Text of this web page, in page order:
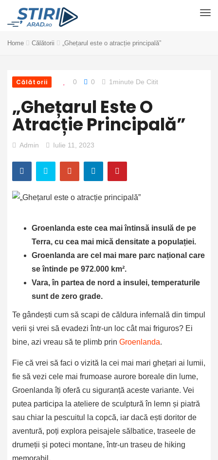
Home Călătorii „Ghețarul este o atracție principală”
Călătorii 0 0 1minute De Citit
„Ghețarul Este O
Atracție Principală”
Admin Iulie 11, 2023
Groenlanda este cea mai întinsă insulă de pe
Terra, cu cea mai mică densitate a populației.
Groenlanda are cel mai mare parc național care
se întinde pe 972.000 km².
Vara, în partea de nord a insulei, temperaturile
sunt de zero grade.
Te gândești cum să scapi de căldura infernală din timpul
verii și vrei să evadezi într-un loc cât mai friguros? Ei
bine, azi vreau să te plimb prin Groenlanda.
Fie că vrei să faci o vizită la cei mai mari ghețari ai lumii,
fie să vezi cele mai frumoase aurore boreale din lume,
Groenlanda îți oferă cu siguranță aceste variante. Vei
putea participa la ateliere de sculptură în lemn și piatră
sau chiar la pescuitul la copcă, iar dacă ești doritor de
aventură, poți explora peisajele sălbatice, traseele de
drumeții și poteci montane, într-un traseu de hiking
memorabil.